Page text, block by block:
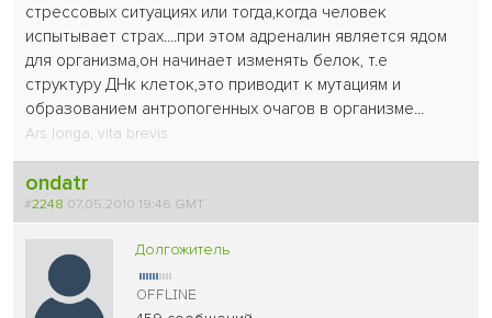
стрессовых ситуациях или тогда,когда человек
испытывает страх....при этом адреналин является ядом
для организма,он начинает изменять белок, т.е
структуру ДНк клеток,это приводит к мутациям и
образованием антропогенных очагов в организме...
Ars longa, vita brevis
ondatr
#2248 07.05.2010 19:46 GMT
Долгожитель